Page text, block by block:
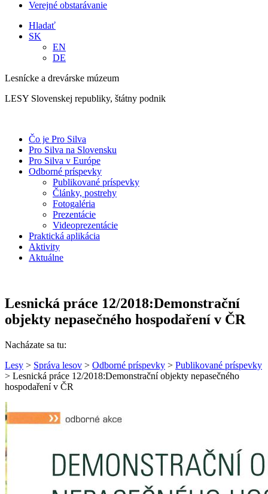
Verejné obstarávanie
Hladať
SK
EN
DE
Lesnícke a drevárske múzeum
LESY Slovenskej republiky, štátny podnik
Čo je Pro Silva
Pro Silva na Slovensku
Pro Silva v Európe
Odborné príspevky
Publikované príspevky
Články, postrehy
Fotogaléria
Prezentácie
Videoprezentácie
Praktická aplikácia
Aktivity
Aktuálne
Lesnická práce 12/2018:Demonstrační
objekty nepasečného hospodaření v ČR
Nacházate sa tu:
Lesy > Správa lesov > Odborné príspevky > Publikované príspevky
> Lesnická práce 12/2018:Demonstrační objekty nepasečného
hospodaření v ČR